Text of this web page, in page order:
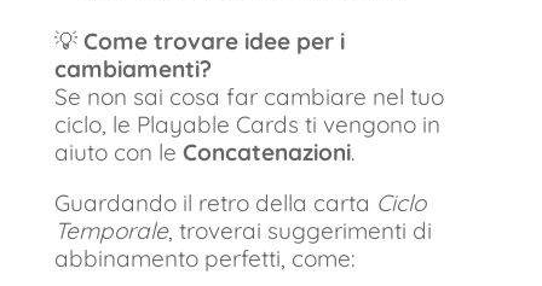
💡 Come trovare idee per i
cambiamenti?
Se non sai cosa far cambiare nel tuo
ciclo, le Playable Cards ti vengono in
aiuto con le Concatenazioni.
Guardando il retro della carta Ciclo
Temporale, troverai suggerimenti di
abbinamento perfetti, come: